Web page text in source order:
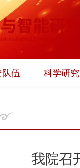
伍 科学研究
我院召